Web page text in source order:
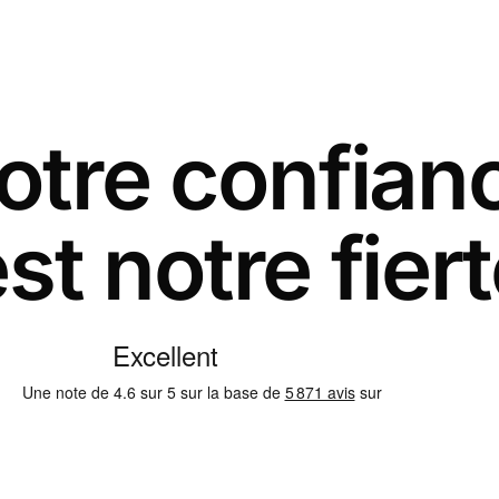
notre